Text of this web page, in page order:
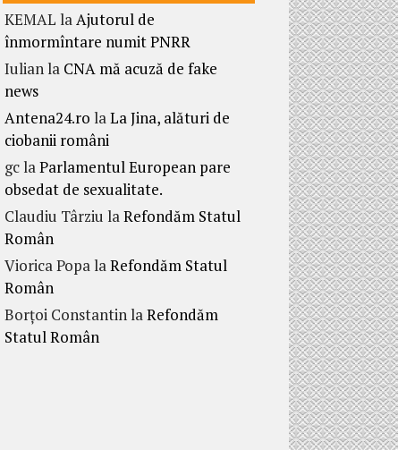
KEMAL laAjutorul de
înmormîntare numit PNRR
Iulianla CNA mă acuză de fake
news
Antena24.ro laLa Jina, alături de
ciobanii români
gclaParlamentul European pare
obsedat de sexualitate.
Claudiu Târziu laRefondăm Statul
Român
Viorica PopalaRefondăm Statul
Român
Borțoi ConstantinlaRefondăm
Statul Român